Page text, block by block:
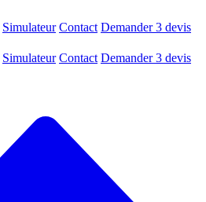
Simulateur Contact Demander 3 devis
Simulateur Contact Demander 3 devis